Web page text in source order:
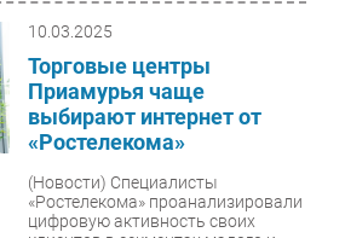
10.03.2025
Торговые центры
Приамурья чаще
выбирают интернет от
«Ростелекома»
(Новости) Специалисты
«Ростелекома» проанализировали
цифровую активность своих